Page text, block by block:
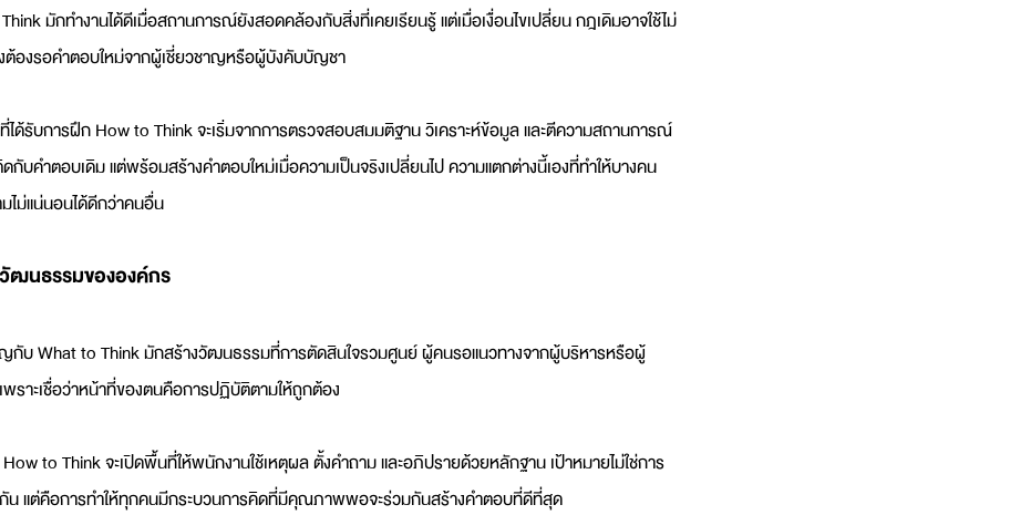
มักทำงานได้ดีเมื่อสถานการณ์ยังสอดคล้องกับสิ่งที่เคยเรียนรู้ แต่เมื่อเงื่อนไขเปลี่ยน กฎเดิมอาจใช้ไม่
ต้องรอคำตอบใหม่จากผู้เชี่ยวชาญหรือผู้บังคับบัญชา
ได้รับการฝึก How to Think จะเริ่มจากการตรวจสอบสมมติฐาน วิเคราะห์ข้อมูล และตีความสถานการณ์
กับคำตอบเดิม แต่พร้อมสร้างคำตอบใหม่เมื่อความเป็นจริงเปลี่ยนไป ความแตกต่างนี้เองที่ทำให้บางคน
ไม่แน่นอนได้ดีกว่าคนอื่น
ฒนธรรมขององค์กร
กับ What to Think มักสร้างวัฒนธรรมที่การตัดสินใจรวมศูนย์ ผู้คนรอแนวทางจากผู้บริหารหรือผู้
ราะเชื่อว่าหน้าที่ของตนคือการปฏิบัติตามให้ถูกต้อง
to Think จะเปิดพื้นที่ให้พนักงานใช้เหตุผล ตั้งคำถาม และอภิปรายด้วยหลักฐาน เป้าหมายไม่ใช่การ
น แต่คือการทำให้ทุกคนมีกระบวนการคิดที่มีคุณภาพพอจะร่วมกันสร้างคำตอบที่ดีที่สุด